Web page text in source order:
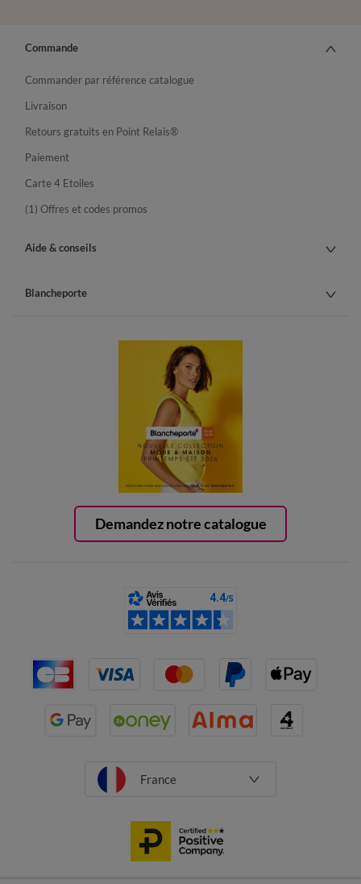
Demandez notre catalogue
Commande
Commander par référence catalogue
Livraison
Retours gratuits en Point Relais®
Paiement
Carte 4 Etoiles
(1) Offres et codes promos
Aide & conseils
Blancheporte
France